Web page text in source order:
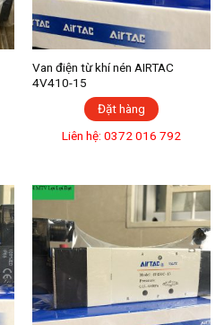
Van điện từ khí nén AIRTAC
4V410-15
Đặt hàng
Liên hệ: 0372 016 792